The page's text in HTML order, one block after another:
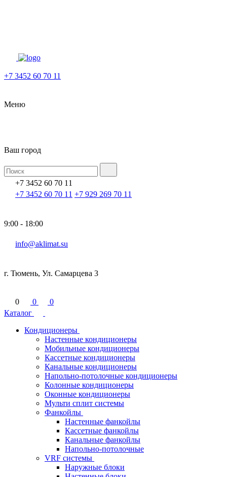
+7 3452 60 70 11
Меню
Ваш город
+7 3452 60 70 11
+7 3452 60 70 11 +7 929 269 70 11
9:00 - 18:00
info@aklimat.su
г. Тюмень, Ул. Самарцева 3
0 0
0
Каталог
Кондиционеры
Настенные кондиционеры
Мобильные кондиционеры
Кассетные кондиционеры
Канальные кондиционеры
Напольно-потолочные кондиционеры
Колонные кондиционеры
Оконные кондиционеры
Мульти сплит системы
Фанкойлы
Настенные фанкойлы
Кассетные фанкойлы
Канальные фанкойлы
Напольно-потолочные
VRF системы
Наружные блоки